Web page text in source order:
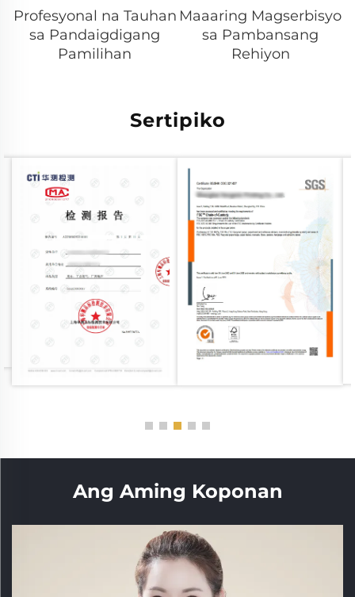
Profesyonal na Tauhan
sa Pandaigdigang
Pamilihan
Maaaring Magserbisyo
sa Pambansang
Rehiyon
Sertipiko
Ang Aming Koponan